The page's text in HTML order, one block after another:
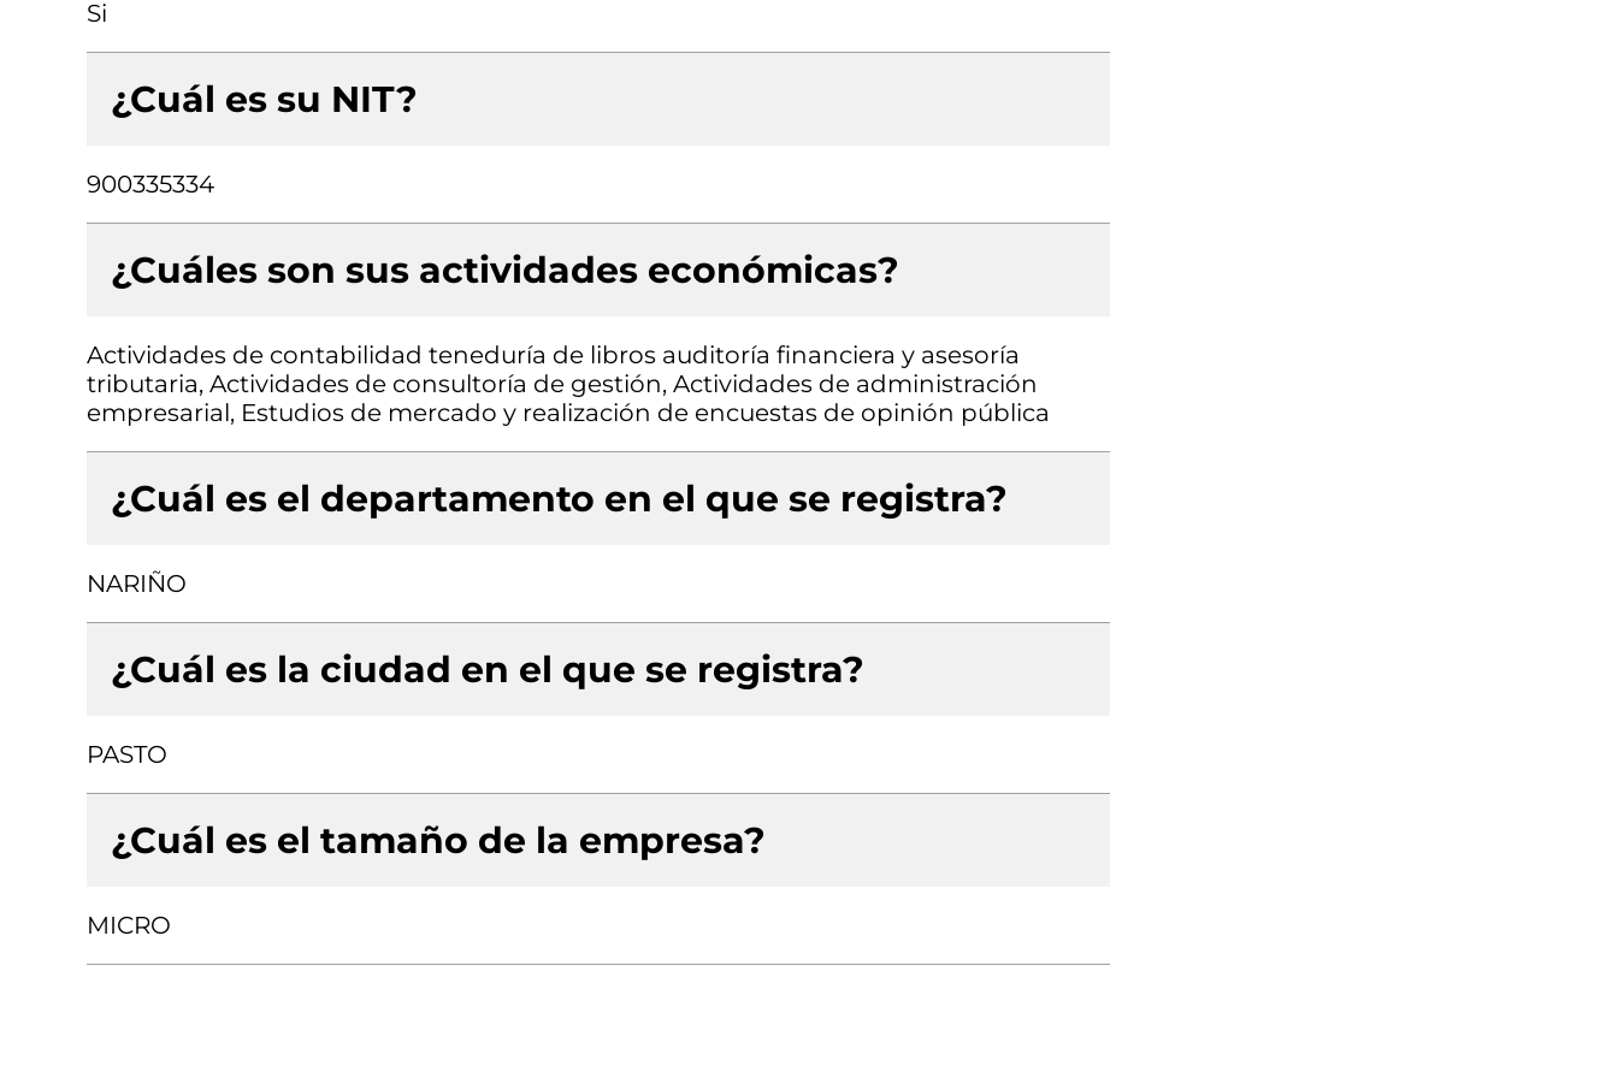
Si
¿Cuál es su NIT?
900335334
¿Cuáles son sus actividades económicas?
Actividades de contabilidad teneduría de libros auditoría financiera y asesoría
tributaria, Actividades de consultoría de gestión, Actividades de administración
empresarial, Estudios de mercado y realización de encuestas de opinión pública
¿Cuál es el departamento en el que se registra?
NARIÑO
¿Cuál es la ciudad en el que se registra?
PASTO
¿Cuál es el tamaño de la empresa?
MICRO